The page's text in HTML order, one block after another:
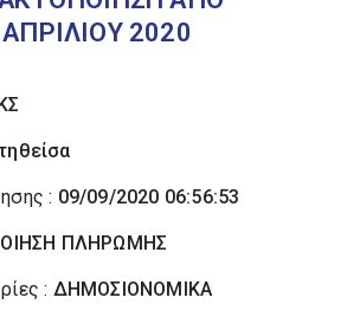
2020
: 09/09/2020 06:56:53
ΠΛΗΡΩΜΗΣ
: ΔΗΜΟΣΙΟΝΟΜΙΚΑ